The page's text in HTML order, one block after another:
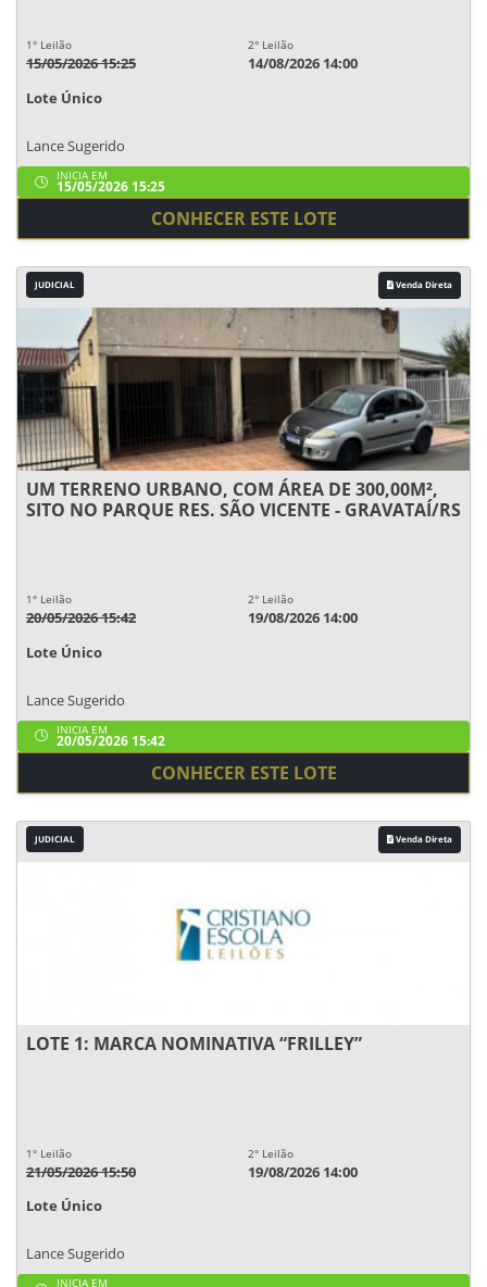
1° Leilão
15/05/2026 15:25
2° Leilão
14/08/2026 14:00
Lote Único
Lance Sugerido
INICIA EM
15/05/2026 15:25
CONHECER ESTE LOTE
JUDICIAL Venda Direta
UM TERRENO URBANO, COM ÁREA DE 300,00M²,
SITO NO PARQUE RES. SÃO VICENTE - GRAVATAÍ/RS
1° Leilão
20/05/2026 15:42
2° Leilão
19/08/2026 14:00
Lote Único
Lance Sugerido
INICIA EM
20/05/2026 15:42
CONHECER ESTE LOTE
JUDICIAL Venda Direta
LOTE 1: MARCA NOMINATIVA “FRILLEY”
1° Leilão
21/05/2026 15:50
2° Leilão
19/08/2026 14:00
Lote Único
Lance Sugerido
INICIA EM